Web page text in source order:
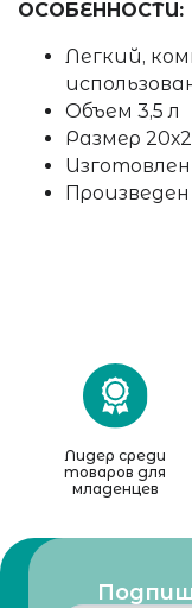
ОСОБЕННОСТИ:
Легкий,
Объем 3,5 л
Размер
Лидер среди
товаров для
младенцев